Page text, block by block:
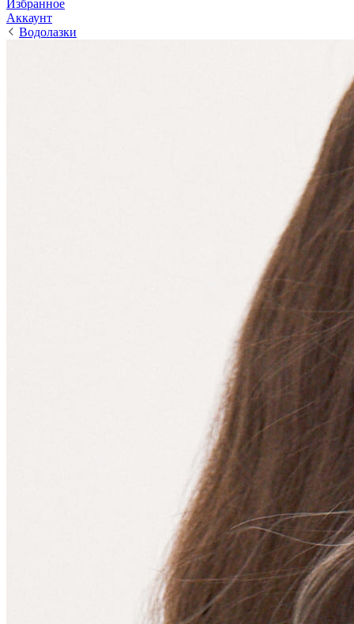
Избранное
Аккаунт
Водолазки